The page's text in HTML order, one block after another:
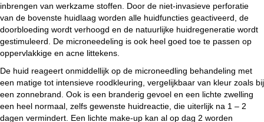
inbrengen van werkzame stoffen. Door de niet-invasieve perforatie
van de bovenste huidlaag worden alle huidfuncties geactiveerd, de
doorbloeding wordt verhoogd en de natuurlijke huidregeneratie wordt
gestimuleerd. De microneedeling is ook heel goed toe te passen op
oppervlakkige en acne littekens.
De huid reageert onmiddellijk op de microneedling behandeling met
een matige tot intensieve roodkleuring, vergelijkbaar van kleur zoals bij
een zonnebrand. Ook is een branderig gevoel en een lichte zwelling
een heel normaal, zelfs gewenste huidreactie, die uiterlijk na 1 – 2
dagen vermindert. Een lichte make-up kan al op dag 2 worden